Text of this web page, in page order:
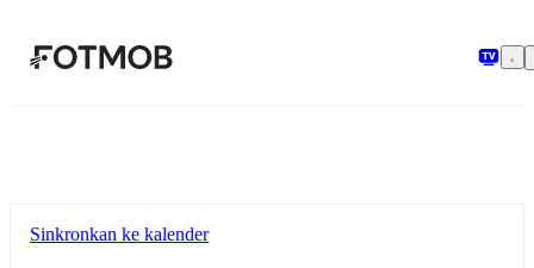
Sinkronkan ke kalender